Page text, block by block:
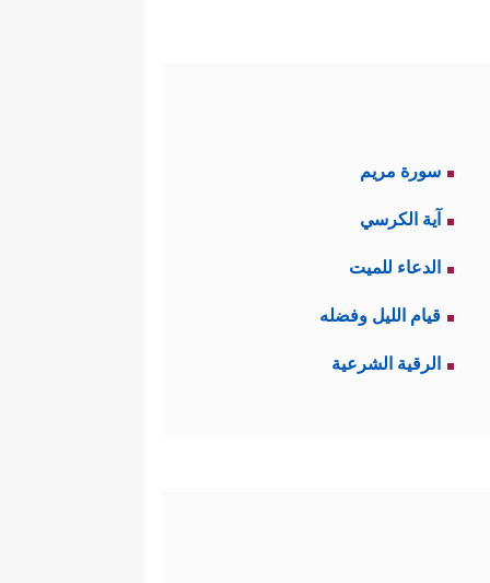
سورة مريم
آية الكرسي
الدعاء للميت
قيام الليل وفضله
الرقية الشرعية